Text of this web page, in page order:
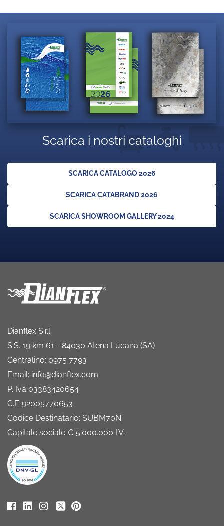
Scarica i nostri cataloghi
SCARICA CATALOGO 2026
SCARICA CATABRAND 2026
SCARICA SHOWROOM GALLERY 2024
Dianflex S.r.l.
S.S. 19 km 61 - 84030 Atena Lucana (SA)
Centralino: 0975 7793
Email: info@dianflex.com
P. Iva 03383420654
C.F. 92005770653
Codice Destinatario: SUBM70N
Capitale sociale € 5.000.000 I.V.